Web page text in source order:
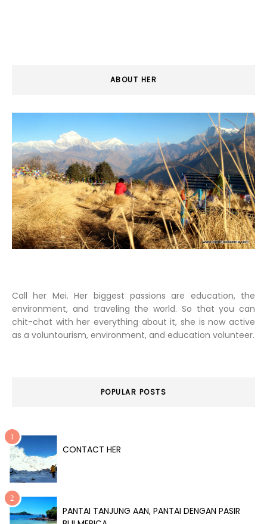
ABOUT HER
Call her Mei. Her biggest passions are education, the
environment, and traveling the world. So that you can
chit-chat with her everything about it, she is now active
as a voluntourism, environment, and education volunteer.
POPULAR POSTS
CONTACT HER
PANTAI TANJUNG AAN, PANTAI DENGAN PASIR